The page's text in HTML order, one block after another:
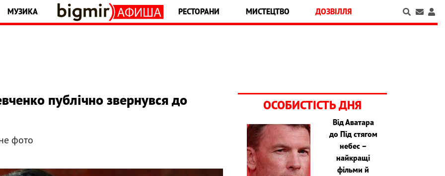
МУЗИКА РЕСТОРАНИ МИСТЕЦТВО ДОЗВІЛЛЯ
публічно звернувся до
фото
ОСОБИСТІСТЬ ДНЯ
Від Аватара
до Під стягом
небес –
найкращі
фільми й